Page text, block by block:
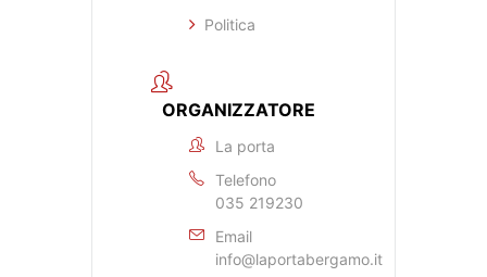
Politica
ORGANIZZATORE
La porta
Telefono
035 219230
Email
info@laportabergamo.it